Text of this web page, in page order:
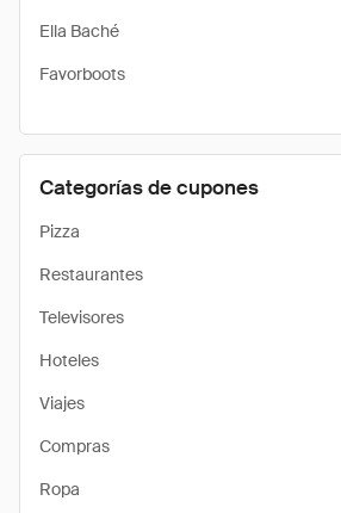
Ella Baché
Favorboots
Categorías de cupones
Pizza
Restaurantes
Televisores
Hoteles
Viajes
Compras
Ropa